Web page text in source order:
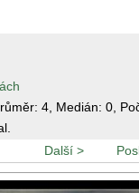
4 , Medián: 0 ,
Další >